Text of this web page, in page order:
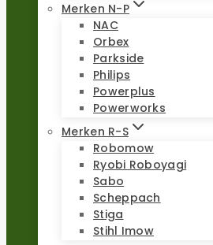
Merken N-P
NAC
Orbex
Parkside
Philips
Powerplus
Powerworks
Merken R-S
Robomow
Ryobi Roboyagi
Sabo
Scheppach
Stiga
Stihl Imow